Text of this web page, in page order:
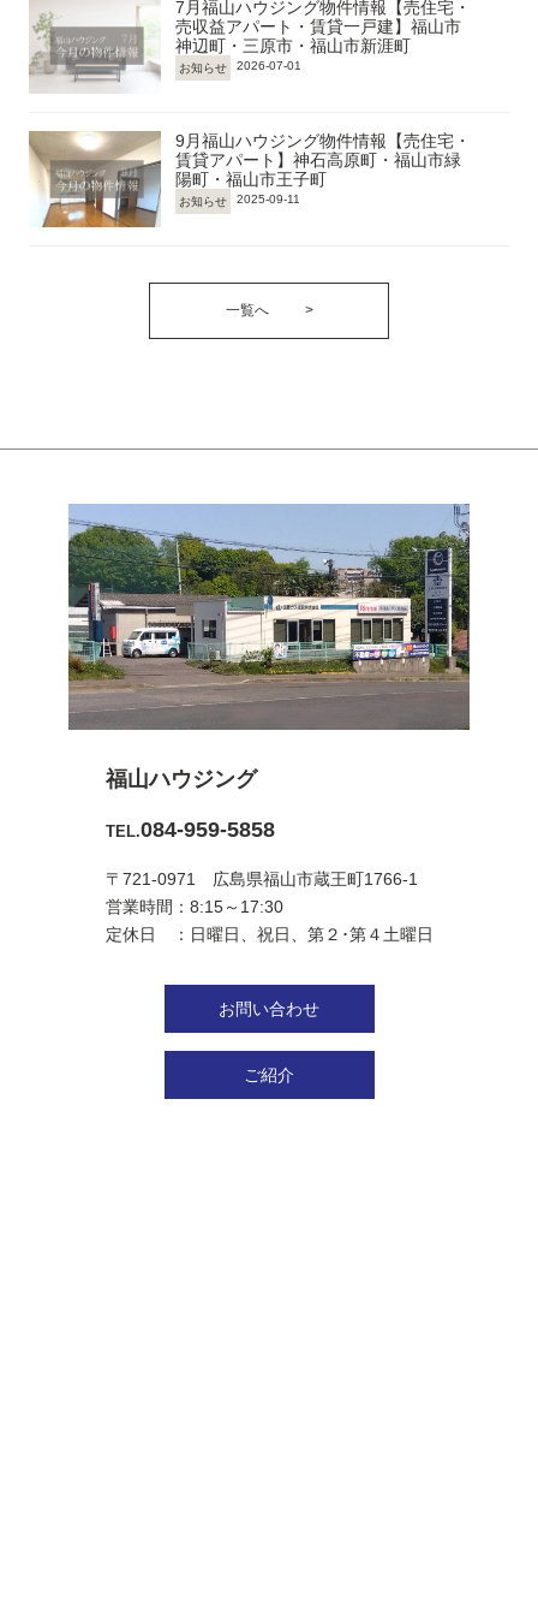
7月福山ハウジング物件情報【売住宅・
売収益アパート・賃貸一戸建】福山市
神辺町・三原市・福山市新涯町
お知らせ 2026-07-01
9月福山ハウジング物件情報【売住宅・
賃貸アパート】神石高原町・福山市緑
陽町・福山市王子町
お知らせ 2025-09-11
一覧へ >
福山ハウジング
TEL.084-959-5858
〒721-0971 広島県福山市蔵王町1766-1
営業時間：8:15～17:30
定休日 ：日曜日、祝日、第２･第４土曜日
お問い合わせ
ご紹介